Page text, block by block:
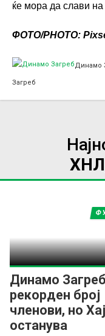
ќе мора да слави на
ФОТО/PHOTO:
Динамо
Загреб
Динамо
рекорден број
членови, но
останува